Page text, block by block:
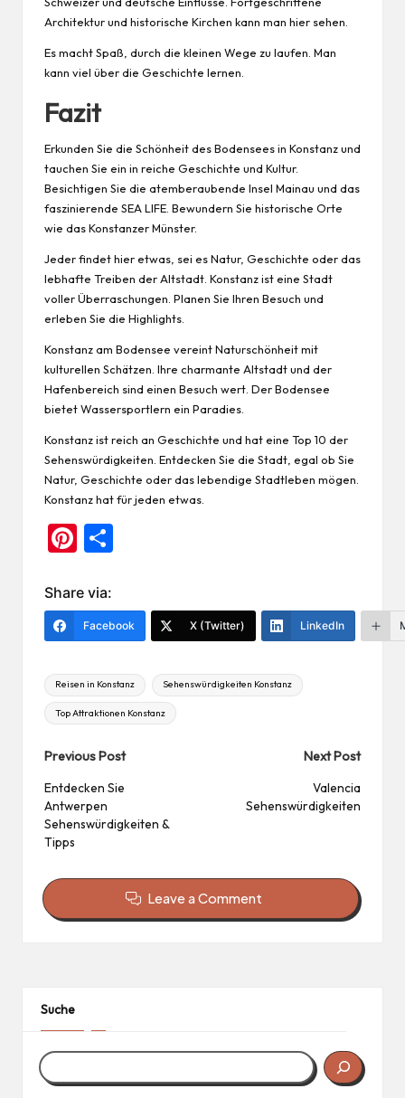
Architektur und historische Kirchen kann man hier sehen.
Es macht Spaß, durch die kleinen Wege zu laufen. Man
kann viel über die Geschichte lernen.
Fazit
Erkunden Sie die Schönheit des Bodensees in Konstanz und
tauchen Sie ein in reiche Geschichte und Kultur.
Besichtigen Sie die atemberaubende Insel Mainau und das
faszinierende SEA LIFE. Bewundern Sie historische Orte
wie das Konstanzer Münster.
Jeder findet hier etwas, sei es Natur, Geschichte oder das
lebhafte Treiben der Altstadt. Konstanz ist eine Stadt
voller Überraschungen. Planen Sie Ihren Besuch und
erleben Sie die Highlights.
Konstanz am Bodensee vereint Naturschönheit mit
kulturellen Schätzen. Ihre charmante Altstadt und der
Hafenbereich sind einen Besuch wert. Der Bodensee
bietet Wassersportlern ein Paradies.
Konstanz ist reich an Geschichte und hat eine Top 10 der
Sehenswürdigkeiten. Entdecken Sie die Stadt, egal ob Sie
Natur, Geschichte oder das lebendige Stadtleben mögen.
Konstanz hat für jeden etwas.
Pi
er
es
t
Share via:
Facebook X (Twitter) LinkedIn
Tags:
Reisen in Konstanz Sehenswürdigkeiten Konstanz
Top Attraktionen Konstanz
Post
navigation
Previous Post
Entdecken Sie
Antwerpen
Sehenswürdigkeiten &
Tipps
Next Post
Valencia
Sehenswürdigkeiten
Leave a Comment
Suche